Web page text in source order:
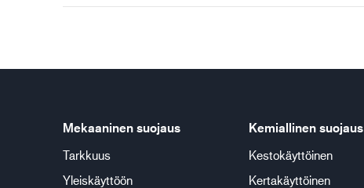
Mekaaninen suojaus
Tarkkuus
Yleiskäyttöön
Kemiallinen suojaus
Kestokäyttöinen
Kertakäyttöinen